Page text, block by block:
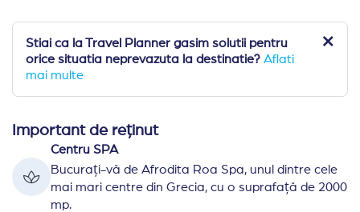
Stiai ca la Travel Planner gasim solutii pentru
orice situatia neprevazuta la destinatie? Aflati
mai multe
Important de reținut
Centru SPA
Bucurați-vă de Afrodita Roa Spa, unul dintre cele
mai mari centre din Grecia, cu o suprafață de 2000
mp.